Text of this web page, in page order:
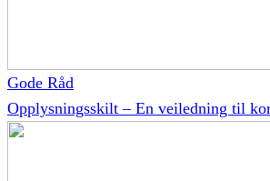
Gode Råd
Opplysningsskilt – En veiledning til